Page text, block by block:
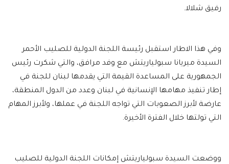
رفيق شلالا.
وفي هذا الاطار استقبل رئيسة اللجنة الدولية للصليب الأحمر
السيدة ميريانا سبولياريتش مع وفد مرافق، والتي شكرت رئيس
الجمهورية على المساعدة القيمة التي يقدمها لبنان للجنة في
إطار تنفيذ مهامها الإنسانية في لبنان وعدد من الدول المنطقة،
عارضة لأبرز الصعوبات التي تواجه اللجنة في عملها، ولأبرز المهام
التي تولتها خلال الفترة الأخيرة.
ووضعت السيدة سبولياريتش إمكانات اللجنة الدولية للصليب